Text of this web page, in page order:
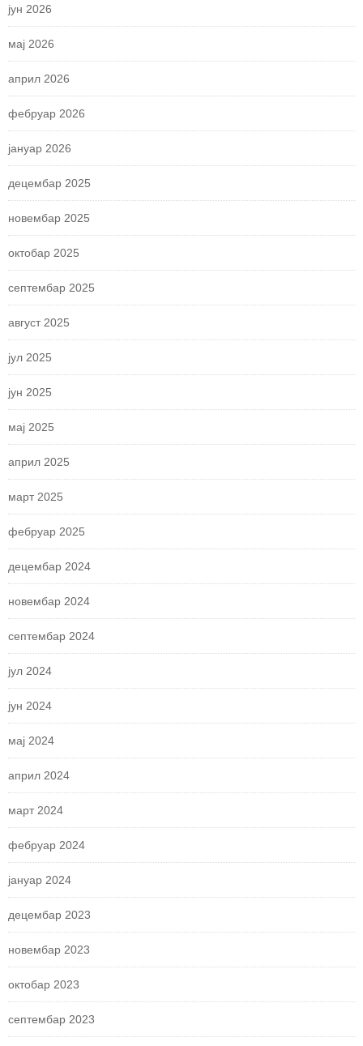
јун 2026
мај 2026
април 2026
фебруар 2026
јануар 2026
децембар 2025
новембар 2025
октобар 2025
септембар 2025
август 2025
јул 2025
јун 2025
мај 2025
април 2025
март 2025
фебруар 2025
децембар 2024
новембар 2024
септембар 2024
јул 2024
јун 2024
мај 2024
април 2024
март 2024
фебруар 2024
јануар 2024
децембар 2023
новембар 2023
октобар 2023
септембар 2023